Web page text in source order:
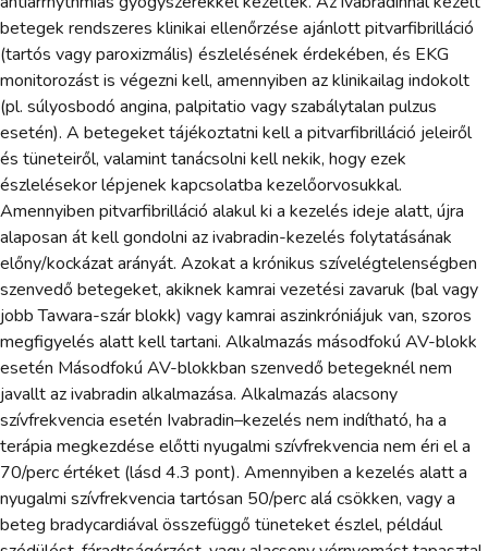
betegek rendszeres klinikai ellenőrzése ajánlott pitvarfibrilláció
(tartós vagy paroxizmális) észlelésének érdekében, és EKG
monitorozást is végezni kell, amennyiben az klinikailag indokolt
(pl. súlyosbodó angina, palpitatio vagy szabálytalan pulzus
esetén). A betegeket tájékoztatni kell a pitvarfibrilláció jeleiről
és tüneteiről, valamint tanácsolni kell nekik, hogy ezek
észlelésekor lépjenek kapcsolatba kezelőorvosukkal.
Amennyiben pitvarfibrilláció alakul ki a kezelés ideje alatt, újra
alaposan át kell gondolni az ivabradin-kezelés folytatásának
előny/kockázat arányát. Azokat a krónikus szívelégtelenségben
szenvedő betegeket, akiknek kamrai vezetési zavaruk (bal vagy
jobb Tawara-szár blokk) vagy kamrai aszinkróniájuk van, szoros
megfigyelés alatt kell tartani. Alkalmazás másodfokú AV-blokk
esetén Másodfokú AV-blokkban szenvedő betegeknél nem
javallt az ivabradin alkalmazása. Alkalmazás alacsony
szívfrekvencia esetén Ivabradin–kezelés nem indítható, ha a
terápia megkezdése előtti nyugalmi szívfrekvencia nem éri el a
70/perc értéket (lásd 4.3 pont). Amennyiben a kezelés alatt a
nyugalmi szívfrekvencia tartósan 50/perc alá csökken, vagy a
beteg bradycardiával összefüggő tüneteket észlel, például